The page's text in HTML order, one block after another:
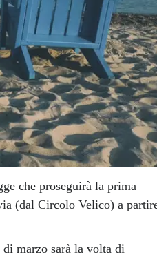
che proseguirà la prima
(dal Circolo Velico) a
marzo sarà la volta di